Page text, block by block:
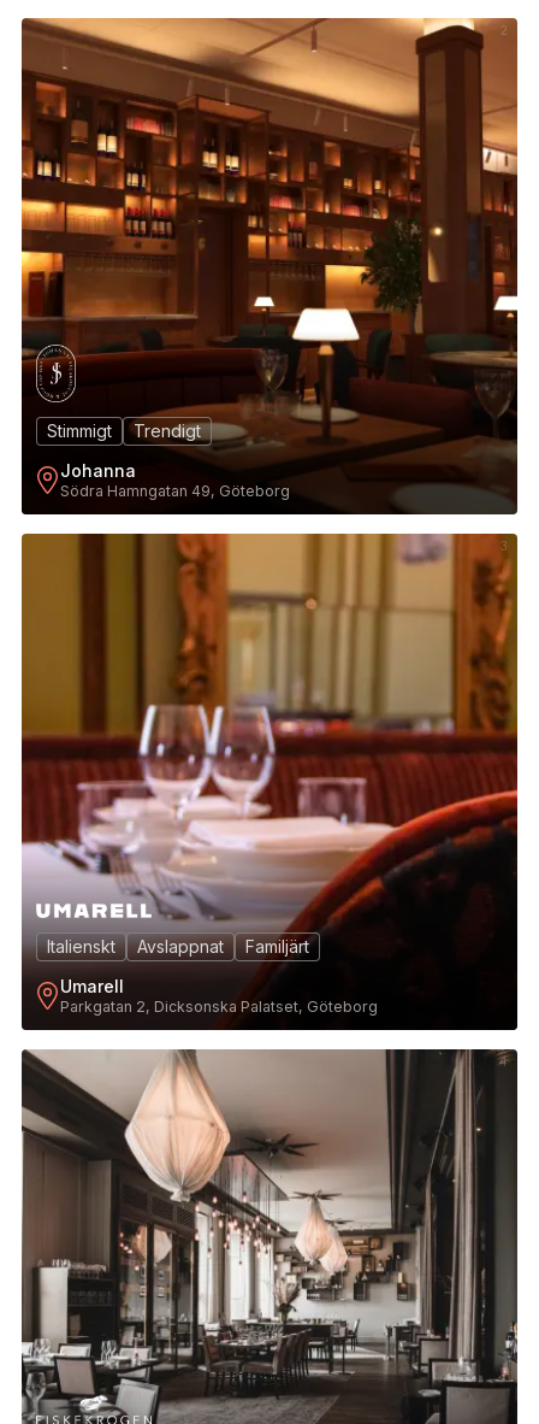
2
Stimmigt
Trendigt
Johanna
Södra Hamngatan 49, Göteborg
3
Italienskt Avslappnat
Familjärt
Umarell
Parkgatan 2, Dicksonska Palatset, Göteborg
4